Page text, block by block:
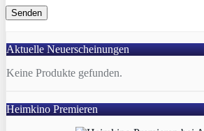
Aktuelle Neuerscheinungen
Keine Produkte gefunden.
Heimkino Premieren